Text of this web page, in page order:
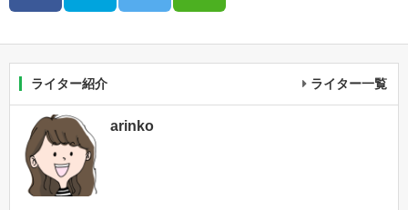
ライター紹介 ライター一覧
arinko